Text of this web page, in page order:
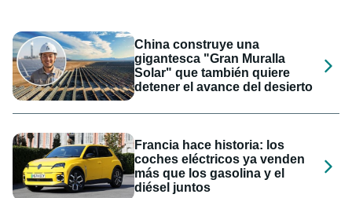
China construye una
gigantesca "Gran Muralla
Solar" que también quiere
detener el avance del desierto
Francia hace historia: los
coches eléctricos ya venden
más que los gasolina y el
diésel juntos